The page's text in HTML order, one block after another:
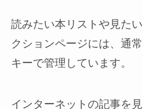
読みたい本リストや見た
クションページには、通
キーで管理しています。
インターネットの記事を